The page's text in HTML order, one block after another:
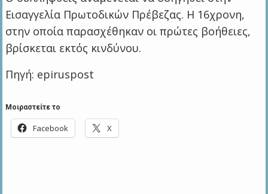
Εισαγγελία Πρωτοδικών Πρέβεζας. Η 16χρονη,
στην οποία παρασχέθηκαν οι πρώτες βοήθειες,
βρίσκεται εκτός κινδύνου.
Πηγή: epiruspost
Μοιραστείτε το
Facebook X